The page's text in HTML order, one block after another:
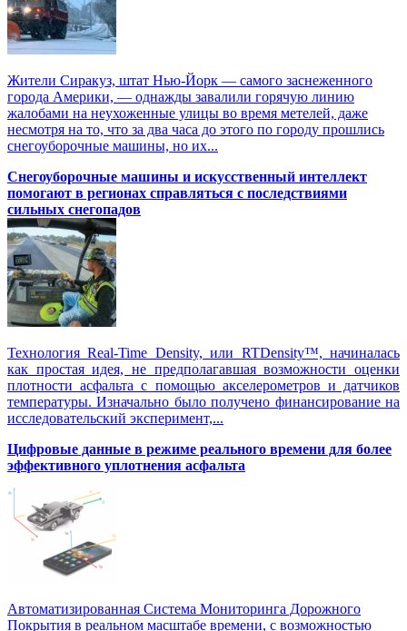
Жители Сиракуз, штат Нью-Йорк — самого заснеженного
города Америки, — однажды завалили горячую линию
жалобами на неухоженные улицы во время метелей, даже
несмотря на то, что за два часа до этого по городу прошлись
снегоуборочные машины, но их...
Снегоуборочные машины и искусственный интеллект
помогают в регионах справляться с последствиями
сильных снегопадов
Технология Real-Time Density, или RTDensity™, начиналась
как простая идея, не предполагавшая возможности оценки
плотности асфальта с помощью акселерометров и датчиков
температуры. Изначально было получено финансирование на
исследовательский эксперимент,...
Цифровые данные в режиме реального времени для более
эффективного уплотнения асфальта
Автоматизированная Система Мониторинга Дорожного
Покрытия в реальном масштабе времени, с возможностью